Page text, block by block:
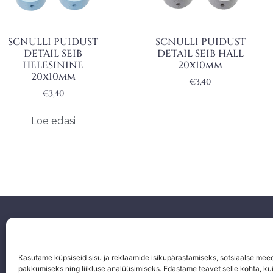
Kasutame küpsiseid sisu ja reklaamide isikupärastamiseks, sotsiaalse
pakkumiseks ning liikluse analüüsimiseks. Edastame teavet selle kohta,
SCNULLI PUIDUST
DETAIL SEIB
HELESININE
20x10mm
€3,40
Loe edasi
SCNULLI PUIDUST
DETAIL SEIB HALL
20x10mm
€3,40
Facebook